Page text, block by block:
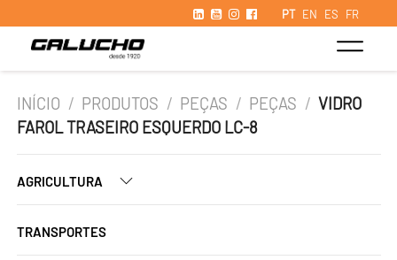
PT EN ES FR
INÍCIO / PRODUTOS / PEÇAS / PEÇAS / VIDRO
FAROL TRASEIRO ESQUERDO LC-8
AGRICULTURA
TRANSPORTES